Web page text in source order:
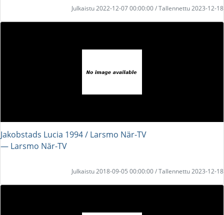
Julkaistu 2022-12-07 00:00:00 / Tallennettu 2023-12-18
Jakobstads Lucia 1994 / Larsmo När-TV
― Larsmo När-TV
Julkaistu 2018-09-05 00:00:00 / Tallennettu 2023-12-18